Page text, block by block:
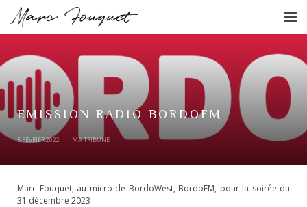
L’agenda
Les livres
Actualités
EMISSION RADIO BORDOFM
5 FÉVRIER 2022 MA TRIBUNE
Marc Fouquet, au micro de BordoWest, BordoFM, pour la soirée du
31 décembre 2023